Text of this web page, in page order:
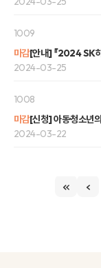
1009
마감[안내] 『2024 SK하
2024-03-25
1008
마감[신청] 아동·청소년
2024-03-22